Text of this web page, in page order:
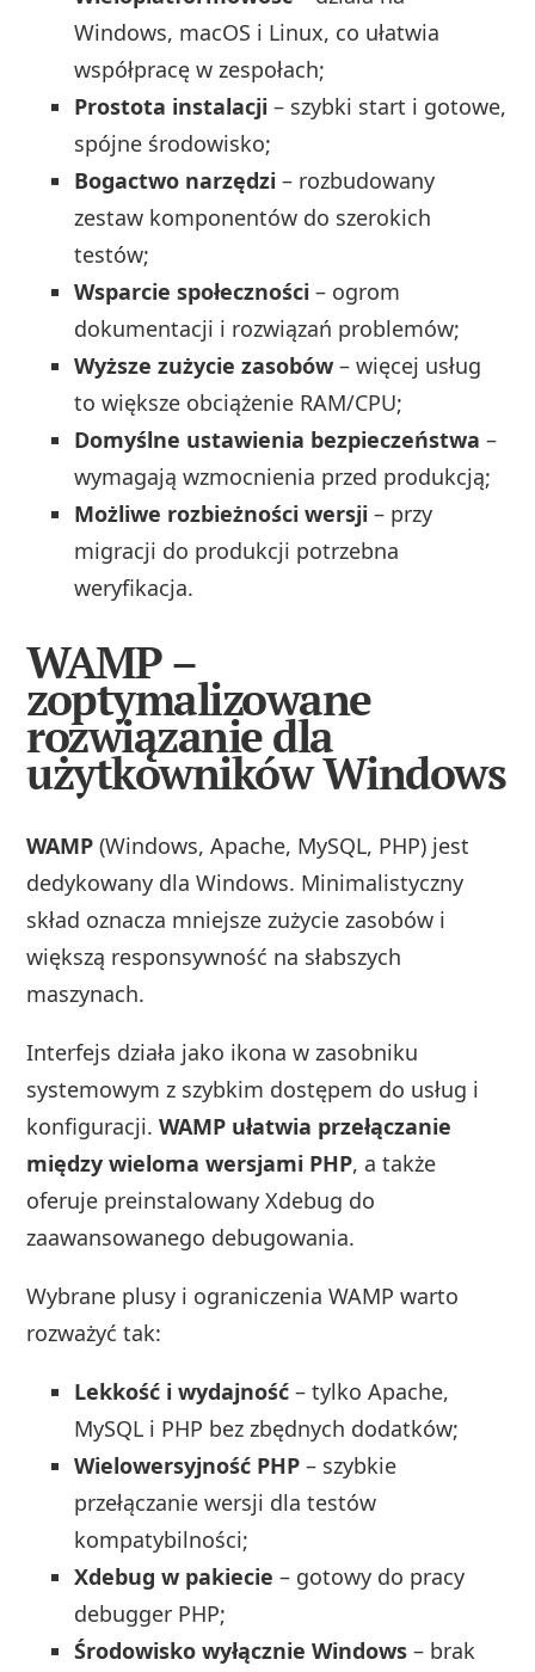
Windows, macOS i Linux, co ułatwia
współpracę w zespołach;
Prostota instalacji – szybki start i gotowe,
spójne środowisko;
Bogactwo narzędzi – rozbudowany
zestaw komponentów do szerokich
testów;
Wsparcie społeczności – ogrom
dokumentacji i rozwiązań problemów;
Wyższe zużycie zasobów – więcej usług
to większe obciążenie RAM/CPU;
Domyślne ustawienia bezpieczeństwa –
wymagają wzmocnienia przed produkcją;
Możliwe rozbieżności wersji – przy
migracji do produkcji potrzebna
weryfikacja.
WAMP –
zoptymalizowane
rozwiązanie dla
użytkowników Windows
WAMP (Windows, Apache, MySQL, PHP) jest
dedykowany dla Windows. Minimalistyczny
skład oznacza mniejsze zużycie zasobów i
większą responsywność na słabszych
maszynach.
Interfejs działa jako ikona w zasobniku
systemowym z szybkim dostępem do usług i
konfiguracji.WAMP ułatwia przełączanie
między wieloma wersjami PHP, a także
oferuje preinstalowany Xdebug do
zaawansowanego debugowania.
Wybrane plusy i ograniczenia WAMP warto
rozważyć tak:
Lekkość i wydajność – tylko Apache,
MySQL i PHP bez zbędnych dodatków;
Wielowersyjność PHP – szybkie
przełączanie wersji dla testów
kompatybilności;
Xdebug w pakiecie – gotowy do pracy
debugger PHP;
Środowisko wyłącznie Windows – brak